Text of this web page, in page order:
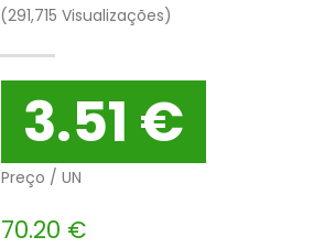
(291,715 Visualizações)
3.51 €
Preço / UN
70.20 €